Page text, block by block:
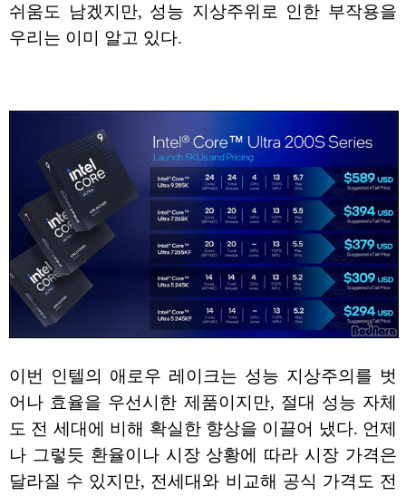
쉬움도 남겠지만, 성능 지상주위로 인한 부작용을
우리는 이미 알고 있다.
이번 인텔의 애로우 레이크는 성능 지상주의를 벗
어나 효율을 우선시한 제품이지만, 절대 성능 자체
도 전 세대에 비해 확실한 향상을 이끌어 냈다. 언제
나 그렇듯 환율이나 시장 상황에 따라 시장 가격은
달라질 수 있지만, 전세대와 비교해 공식 가격도 전